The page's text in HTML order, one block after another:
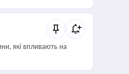
які впливають на